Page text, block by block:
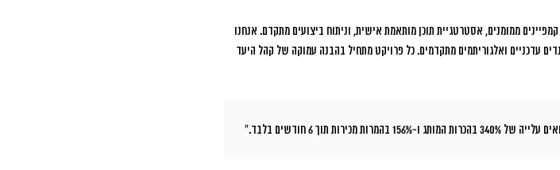
ממומנים, אסטרטגיית תוכן מותאמת אישית, וניתוח ביצועים מתקדם. אנחנו
עדכניים ואלגוריתמים מתקדמים. כל פרויקט מתחיל בהבנה עמוקה של קהל היעד